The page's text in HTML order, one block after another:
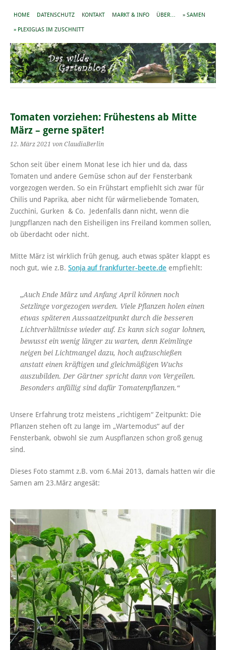
HOME DATENSCHUTZ KONTAKT MARKT & INFO ÜBER… » SAMEN
» PLEXIGLAS IM ZUSCHNITT
Tomaten vorziehen: Frühestens ab Mitte
März – gerne später!
12. März 2021 von ClaudiaBerlin
Schon seit über einem Monat lese ich hier und da, dass
Tomaten und andere Gemüse schon auf der Fensterbank
vorgezogen werden. So ein Frühstart empfiehlt sich zwar für
Chilis und Paprika, aber nicht für wärmeliebende Tomaten,
Zucchini, Gurken & Co. Jedenfalls dann nicht, wenn die
Jungpflanzen nach den Eisheiligen ins Freiland kommen sollen,
ob überdacht oder nicht.
Mitte März ist wirklich früh genug, auch etwas später klappt es
noch gut, wie z.B. Sonja auf frankfurter-beete.de empfiehlt:
„Auch Ende März und Anfang April können noch
Setzlinge vorgezogen werden. Viele Pflanzen holen einen
etwas späteren Aussaatzeitpunkt durch die besseren
Lichtverhältnisse wieder auf. Es kann sich sogar lohnen,
bewusst ein wenig länger zu warten, denn Keimlinge
neigen bei Lichtmangel dazu, hoch aufzuschießen
anstatt einen kräftigen und gleichmäßigen Wuchs
auszubilden. Der Gärtner spricht dann von Vergeilen.
Besonders anfällig sind dafür Tomatenpflanzen.“
Unsere Erfahrung trotz meistens „richtigem“ Zeitpunkt: Die
Pflanzen stehen oft zu lange im „Wartemodus“ auf der
Fensterbank, obwohl sie zum Auspflanzen schon groß genug
sind.
Dieses Foto stammt z.B. vom 6.Mai 2013, damals hatten wir die
Samen am 23.März angesät: